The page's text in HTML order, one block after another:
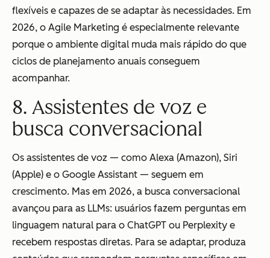
flexíveis e capazes de se adaptar às necessidades. Em
2026, o Agile Marketing é especialmente relevante
porque o ambiente digital muda mais rápido do que
ciclos de planejamento anuais conseguem
acompanhar.
8. Assistentes de voz e
busca conversacional
Os assistentes de voz — como Alexa (Amazon), Siri
(Apple) e o Google Assistant — seguem em
crescimento. Mas em 2026, a busca conversacional
avançou para as LLMs: usuários fazem perguntas em
linguagem natural para o ChatGPT ou Perplexity e
recebem respostas diretas. Para se adaptar, produza